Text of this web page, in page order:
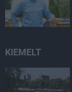
KIEMELT